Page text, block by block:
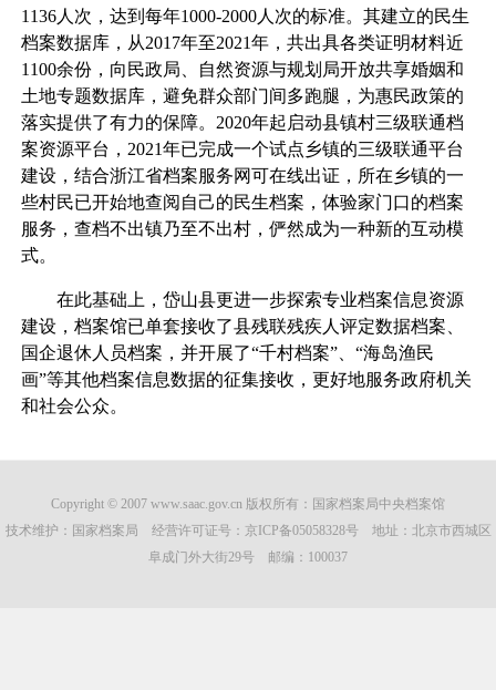
1136人次，达到每年1000-2000人次的标准。其建立的民生
档案数据库，从2017年至2021年，共出具各类证明材料近
1100余份，向民政局、自然资源与规划局开放共享婚姻和
土地专题数据库，避免群众部门间多跑腿，为惠民政策的
落实提供了有力的保障。2020年起启动县镇村三级联通档
案资源平台，2021年已完成一个试点乡镇的三级联通平台
建设，结合浙江省档案服务网可在线出证，所在乡镇的一
些村民已开始地查阅自己的民生档案，体验家门口的档案
服务，查档不出镇乃至不出村，俨然成为一种新的互动模
式。
在此基础上，岱山县更进一步探索专业档案信息资源
建设，档案馆已单套接收了县残联残疾人评定数据档案、
国企退休人员档案，并开展了“千村档案”、“海岛渔民
画”等其他档案信息数据的征集接收，更好地服务政府机关
和社会公众。
Copyright © 2007 www.saac.gov.cn 版权所有：国家档案局中央档案馆
技术维护：国家档案局 经营许可证号： 京ICP备05058328号地址：北京市西城区
阜成门外大街29号 邮编：100037